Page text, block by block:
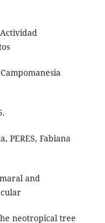
Actividad
PERES, Fabiana
and
neotropical tree